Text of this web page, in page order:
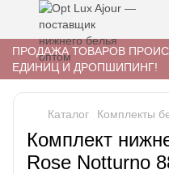
ПРОДАЖА ТОВАРОВ
ЕДИНИЦ И ДРОПШИПИНГ!
Каталог Комплекты
Комплект
Rose Notturno